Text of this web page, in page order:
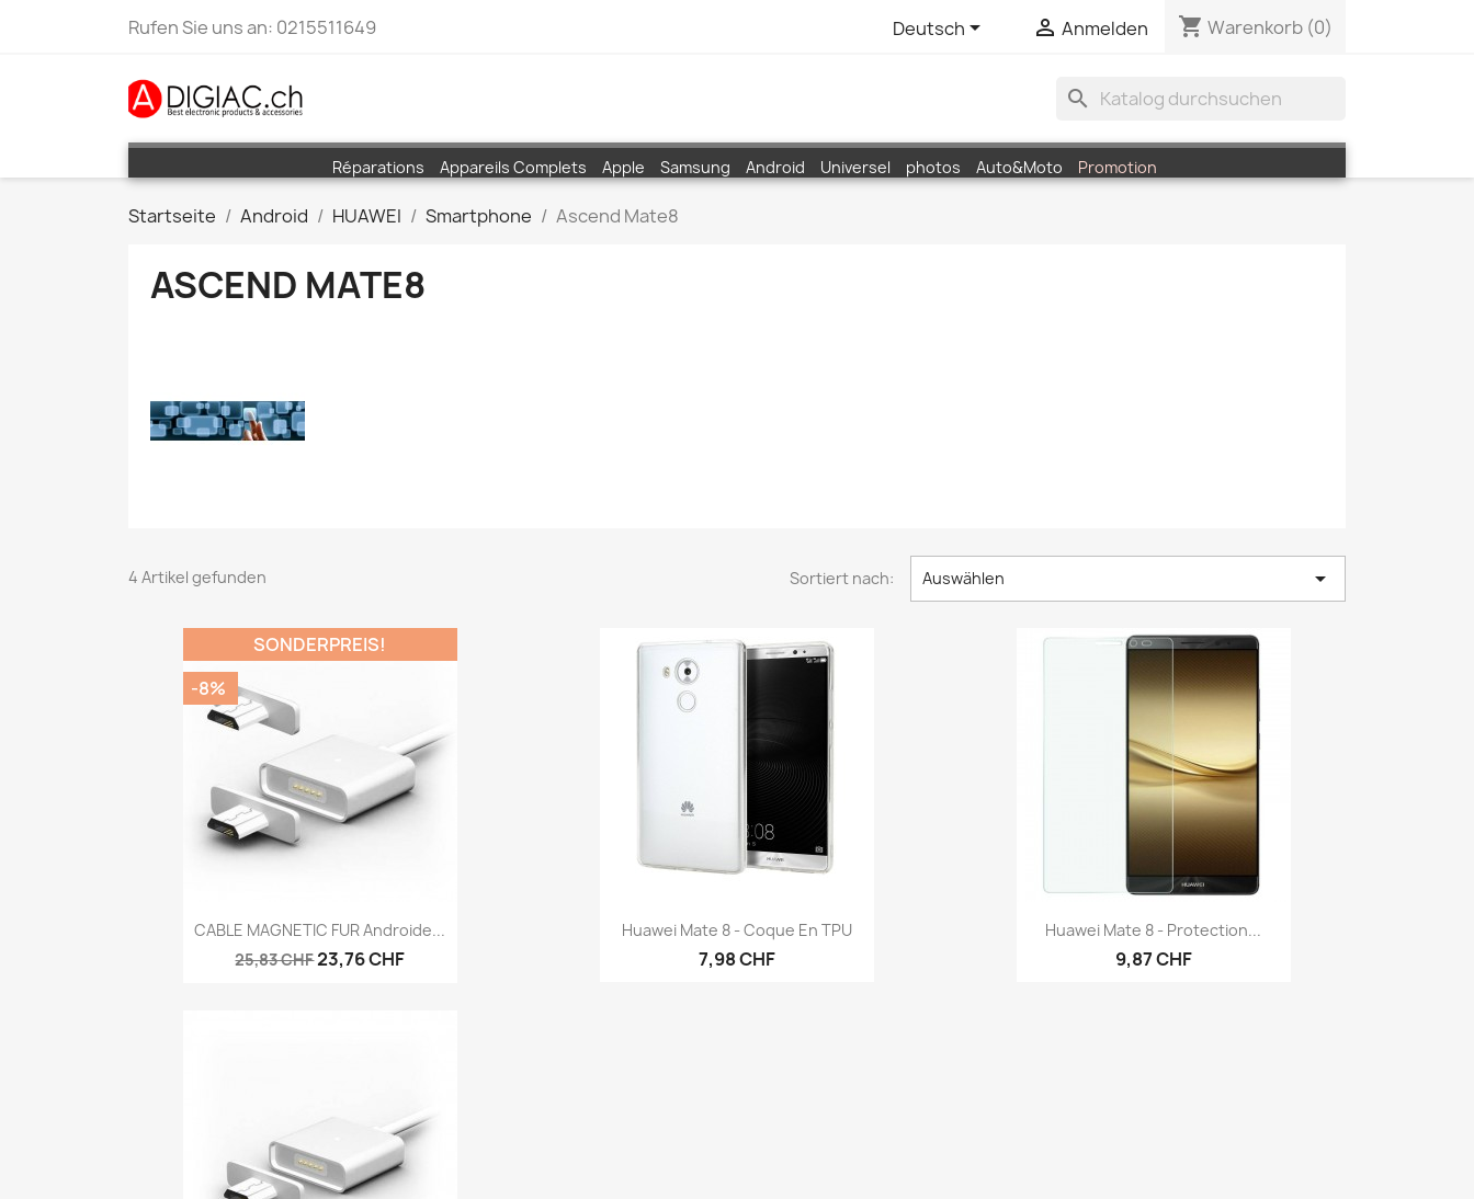
Rufen Sie uns an: 0215511649 Deutsch  Anmelden shopping_cart Warenkorb (0)
search
Réparations Appareils Complets Apple Samsung Android Universel photos Auto&Moto Promotion
Startseite Android HUAWEI Smartphone Ascend Mate8
ASCEND MATE8
4 Artikel gefunden Sortiert nach: Auswählen 
Vorschau
CABLE MAGNETIC FUR Androide...
25,83 CHF23,76 CHF
SONDERPREIS!
-8%
Vorschau
Huawei Mate 8 - Coque En TPU
7,98 CHF
Vorschau
Huawei Mate 8 - Protection...
9,87 CHF